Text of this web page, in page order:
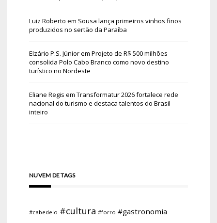
Luiz Roberto em Sousa lança primeiros vinhos finos
produzidos no sertão da Paraíba
Elzário P.S. Júniorem Projeto de R$ 500 milhões
consolida Polo Cabo Branco como novo destino
turístico no Nordeste
Eliane Regis em Transformatur 2026 fortalece rede
nacional do turismo e destaca talentos do Brasil
inteiro
NUVEM DE TAGS
#cabedelo #cultura #forro #gastronomia